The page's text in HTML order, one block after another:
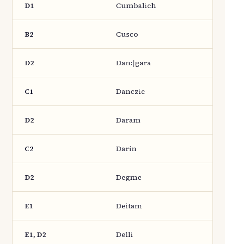
D1 Cumbalich
B2 Cusco
D2 Dan:|gara
C1 Danczic
D2 Daram
C2 Darin
D2 Degme
E1 Deitam
E1, D2 Delli